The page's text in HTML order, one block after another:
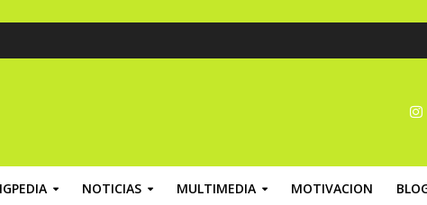
NOTICIAS MULTIMEDIA MOTIVACION